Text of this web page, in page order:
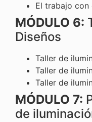
El trabajo
MÓDULO 6:
Diseños
Taller de
Taller de
Taller de
MÓDULO 7:
de